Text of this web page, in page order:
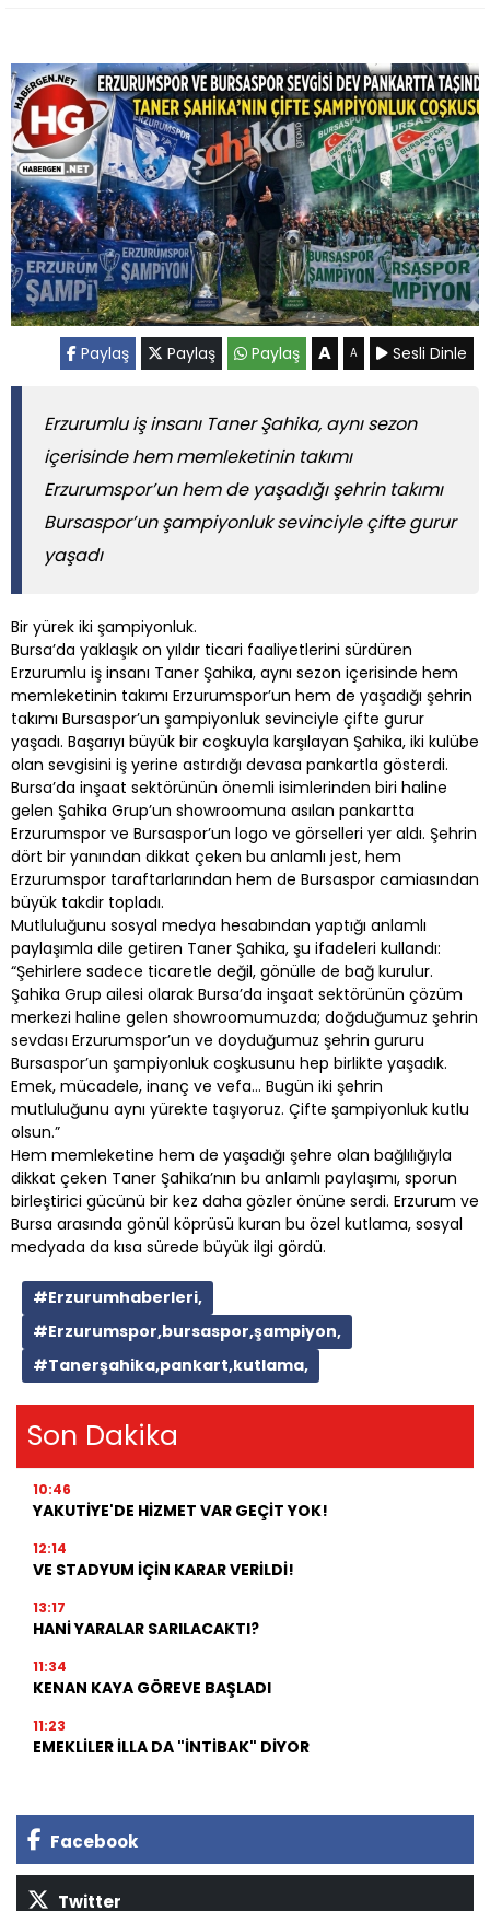
Paylaş Paylaş Paylaş A A Sesli Dinle
Erzurumlu iş insanı Taner Şahika, aynı sezon
içerisinde hem memleketinin takımı
Erzurumspor’un hem de yaşadığı şehrin takımı
Bursaspor’un şampiyonluk sevinciyle çifte gurur
yaşadı
Bir yürek iki şampiyonluk.
Bursa’da yaklaşık on yıldır ticari faaliyetlerini sürdüren
Erzurumlu iş insanı Taner Şahika, aynı sezon içerisinde hem
memleketinin takımı Erzurumspor’un hem de yaşadığı şehrin
takımı Bursaspor’un şampiyonluk sevinciyle çifte gurur
yaşadı. Başarıyı büyük bir coşkuyla karşılayan Şahika, iki kulübe
olan sevgisini iş yerine astırdığı devasa pankartla gösterdi.
Bursa’da inşaat sektörünün önemli isimlerinden biri haline
gelen Şahika Grup’un showroomuna asılan pankartta
Erzurumspor ve Bursaspor’un logo ve görselleri yer aldı. Şehrin
dört bir yanından dikkat çeken bu anlamlı jest, hem
Erzurumspor taraftarlarından hem de Bursaspor camiasından
büyük takdir topladı.
Mutluluğunu sosyal medya hesabından yaptığı anlamlı
paylaşımla dile getiren Taner Şahika, şu ifadeleri kullandı:
“Şehirlere sadece ticaretle değil, gönülle de bağ kurulur.
Şahika Grup ailesi olarak Bursa’da inşaat sektörünün çözüm
merkezi haline gelen showroomumuzda; doğduğumuz şehrin
sevdası Erzurumspor’un ve doyduğumuz şehrin gururu
Bursaspor’un şampiyonluk coşkusunu hep birlikte yaşadık.
Emek, mücadele, inanç ve vefa… Bugün iki şehrin
mutluluğunu aynı yürekte taşıyoruz. Çifte şampiyonluk kutlu
olsun.”
Hem memleketine hem de yaşadığı şehre olan bağlılığıyla
dikkat çeken Taner Şahika’nın bu anlamlı paylaşımı, sporun
birleştirici gücünü bir kez daha gözler önüne serdi. Erzurum ve
Bursa arasında gönül köprüsü kuran bu özel kutlama, sosyal
medyada da kısa sürede büyük ilgi gördü.
#Erzurumhaberleri,
#Erzurumspor,bursaspor,şampiyon,
#Tanerşahika,pankart,kutlama,
Son Dakika
10:46
YAKUTİYE'DE HİZMET VAR GEÇİT YOK!
12:14
VE STADYUM İÇİN KARAR VERİLDİ!
13:17
HANİ YARALAR SARILACAKTI?
11:34
KENAN KAYA GÖREVE BAŞLADI
11:23
EMEKLİLER İLLA DA "İNTİBAK" DİYOR
Facebook
Twitter